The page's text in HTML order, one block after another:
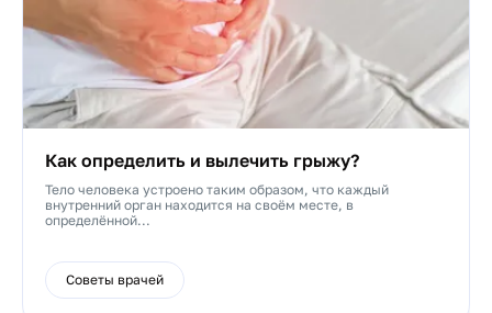
Как определить и вылечить грыжу?
Тело человека устроено таким образом, что каждый
внутренний орган находится на своём месте, в
определённой...
Советы врачей